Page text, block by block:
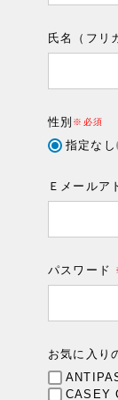
氏名（フリ
性別
(必須)
指定なし
Ｅメールア
パスワード
お気に入り
CASEY